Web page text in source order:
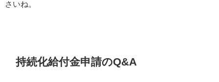
さいね。
持続化給付金申請のQ&A